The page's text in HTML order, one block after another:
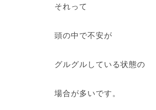
それって
頭の中で不安が
グルグルしている状態の
場合が多いです。